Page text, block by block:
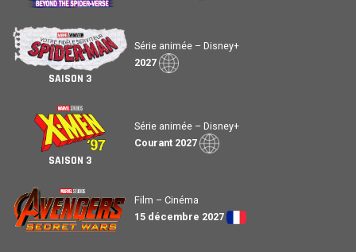
SAISON 3
Série animée – Disney+
2027
SAISON 3
Série animée – Disney+
Courant 2027
Film – Cinéma
15 décembre 2027